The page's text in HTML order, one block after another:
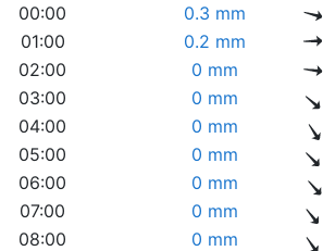
00:00
0.3 mm
01:00
0.2 mm
02:00
0 mm
03:00
0 mm
04:00
0 mm
05:00
0 mm
06:00
0 mm
07:00
0 mm
08:00
0 mm